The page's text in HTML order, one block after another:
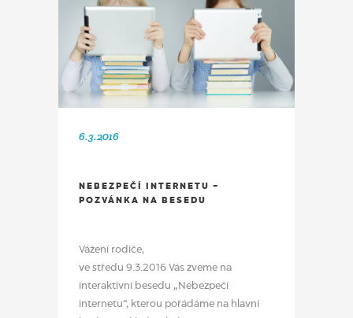
6.3.2016
NEBEZPEČÍ INTERNETU –
POZVÁNKA NA BESEDU
Vážení rodiče,
ve středu 9.3.2016 Vás zveme na
interaktivní besedu „Nebezpečí
internetu“, kterou pořádáme na hlavní